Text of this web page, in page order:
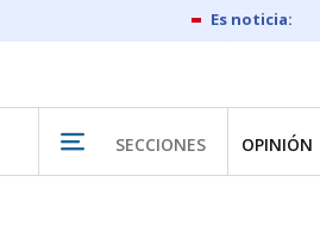
SECCIONES OPINIÓN